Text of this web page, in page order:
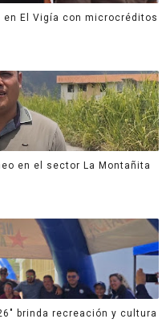
El Vigía con microcréditos
en el sector La Montañita
brinda recreación y cultura